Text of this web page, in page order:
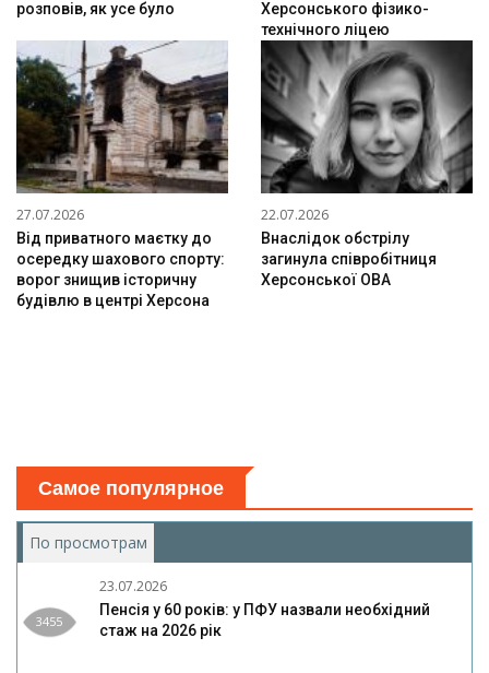
розповів, як усе було
Херсонського фізико-
технічного ліцею
27.07.2026
Від приватного маєтку до
осередку шахового спорту:
ворог знищив історичну
будівлю в центрі Херсона
22.07.2026
Внаслідок обстрілу
загинула співробітниця
Херсонської ОВА
Самое популярное
По просмотрам
3455
23.07.2026
Пенсія у 60 років: у ПФУ назвали необхідний
стаж на 2026 рік